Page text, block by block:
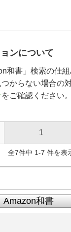
ンについて
和書」検索の仕
からない場合の
をご確認ください。
1
全7件中 1-7 件を表